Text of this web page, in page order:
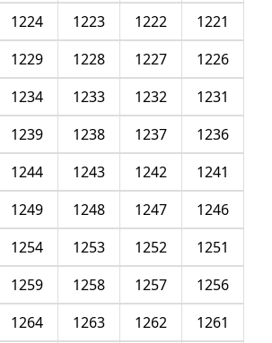
1221
1222
1223
1224
1226
1227
1228
1229
1231
1232
1233
1234
1236
1237
1238
1239
1241
1242
1243
1244
1246
1247
1248
1249
1251
1252
1253
1254
1256
1257
1258
1259
1261
1262
1263
1264